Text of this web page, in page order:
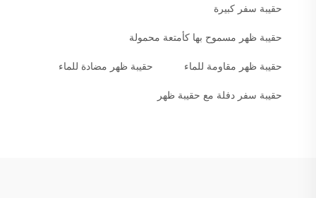
حقيبة سفر كبيرة
حقيبة ظهر مسموح بها كأمتعة محمولة
حقيبة ظهر مقاومة للماء حقيبة ظهر مضادة للماء
حقيبة سفر دفلة مع حقيبة ظهر